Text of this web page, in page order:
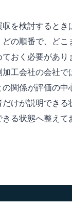
を検討するとき
の順番で、どこ
おく必要があり
工会社の会社で
関係が評価の中
だけが説明できる
る状態へ整えて